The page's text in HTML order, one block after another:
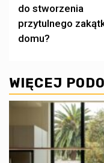
do stworzenia
przytulnego
domu?
WIĘCEJ